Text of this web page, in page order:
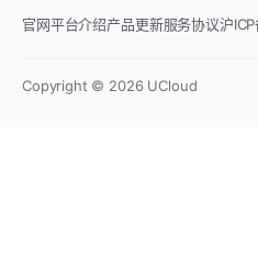
官网平台介绍产品更新服务协议沪
Copyright © 2026UCloud